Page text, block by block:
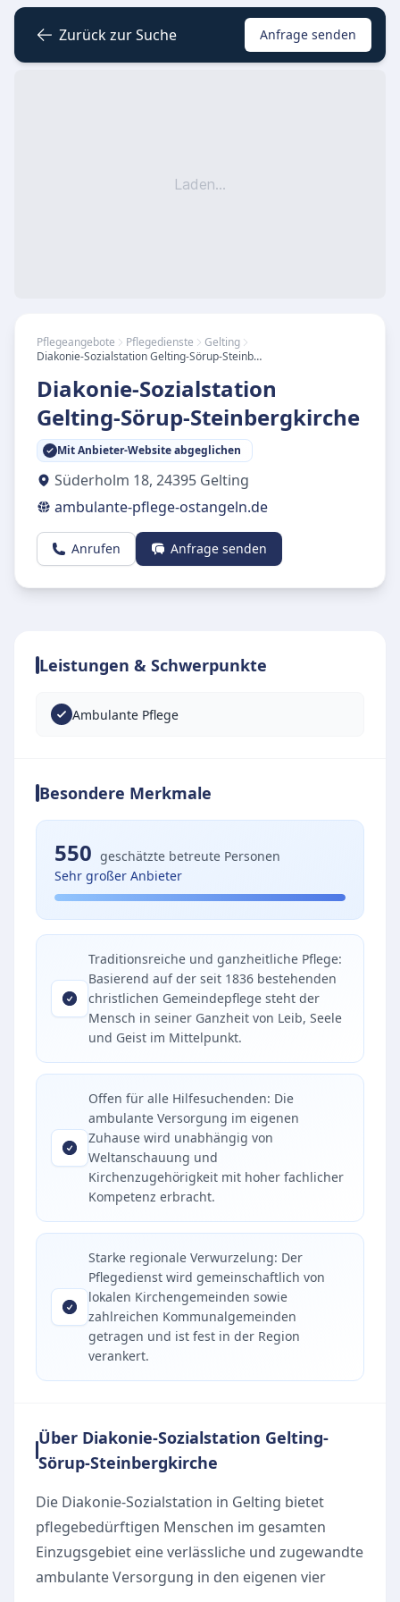
Zurück zur Suche Anfrage senden
Laden...
Pflegeangebote Pflegedienste
Gelting
Diakonie-Sozialstation Gelting-Sörup-Steinbergkirche
Diakonie-Sozialstation
Gelting-Sörup-Steinbergkirche
Mit Anbieter-Website abgeglichen
Süderholm 18, 24395 Gelting
ambulante-pflege-ostangeln.de
Anrufen Anfrage senden
Leistungen & Schwerpunkte
Ambulante Pflege
Besondere Merkmale
550 geschätzte betreute Personen
Sehr großer Anbieter
Traditionsreiche und ganzheitliche Pflege:
Basierend auf der seit 1836 bestehenden
christlichen Gemeindepflege steht der
Mensch in seiner Ganzheit von Leib, Seele
und Geist im Mittelpunkt.
Offen für alle Hilfesuchenden: Die
ambulante Versorgung im eigenen
Zuhause wird unabhängig von
Weltanschauung und
Kirchenzugehörigkeit mit hoher fachlicher
Kompetenz erbracht.
Starke regionale Verwurzelung: Der
Pflegedienst wird gemeinschaftlich von
lokalen Kirchengemeinden sowie
zahlreichen Kommunalgemeinden
getragen und ist fest in der Region
verankert.
Über Diakonie-Sozialstation Gelting-
Sörup-Steinbergkirche
Die Diakonie-Sozialstation in Gelting bietet
pflegebedürftigen Menschen im gesamten
Einzugsgebiet eine verlässliche und zugewandte
ambulante Versorgung in den eigenen vier